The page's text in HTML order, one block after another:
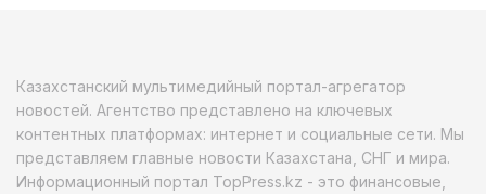
Казахстанский мультимедийный портал-агрегатор
новостей. Агентство представлено на ключевых
контентных платформах: интернет и социальные сети. Мы
представляем главные новости Казахстана, СНГ и мира.
Информационный портал TopPress.kz - это финансовые,